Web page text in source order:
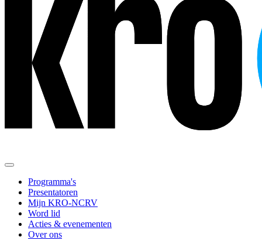
Programma's
Presentatoren
Mijn KRO-NCRV
Word lid
Acties & evenementen
Over ons